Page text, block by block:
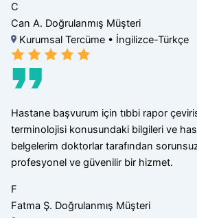
C
Can A. Doğrulanmış Müşteri
Kurumsal Tercüme • İngilizce-Türkçe
Hastane başvurum için tıbbi rapor
terminolojisi konusundaki bilgileri ve
belgelerim doktorlar tarafından
profesyonel ve güvenilir bir hizmet.
F
Fatma Ş. Doğrulanmış Müşteri